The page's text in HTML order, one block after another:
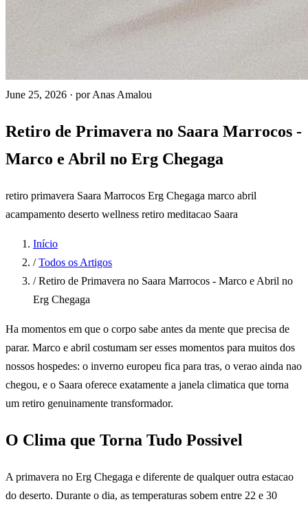
June 25, 2026 · por Anas Amalou
Retiro de Primavera no Saara Marrocos -
Marco e Abril no Erg Chegaga
retiro primavera Saara Marrocos Erg Chegaga marco abril
acampamento deserto wellness retiro meditacao Saara
Início
/ Todos os Artigos
/ Retiro de Primavera no Saara Marrocos - Marco e Abril no
Erg Chegaga
Ha momentos em que o corpo sabe antes da mente que precisa de
parar. Marco e abril costumam ser esses momentos para muitos dos
nossos hospedes: o inverno europeu fica para tras, o verao ainda nao
chegou, e o Saara oferece exatamente a janela climatica que torna
um retiro genuinamente transformador.
O Clima que Torna Tudo Possivel
A primavera no Erg Chegaga e diferente de qualquer outra estacao
do deserto. Durante o dia, as temperaturas sobem entre 22 e 30